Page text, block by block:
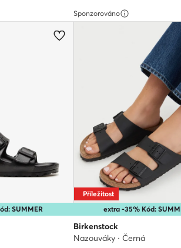
SUMMER
Sponzorováno
extra -35% Kód:
Příležitost
Birkenstock
Nazouváky · Černá